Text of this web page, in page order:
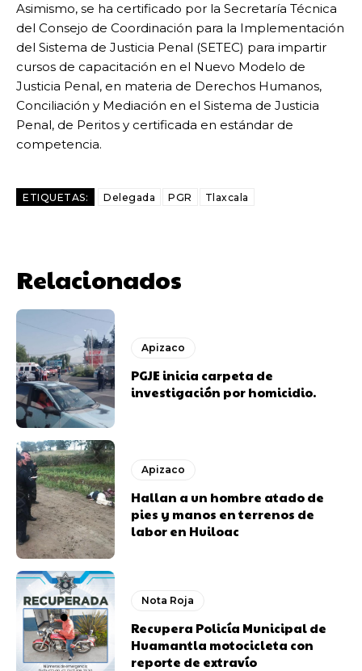
Asimismo, se ha certificado por la Secretaría Técnica
del Consejo de Coordinación para la Implementación
del Sistema de Justicia Penal (SETEC) para impartir
cursos de capacitación en el Nuevo Modelo de
Justicia Penal, en materia de Derechos Humanos,
Conciliación y Mediación en el Sistema de Justicia
Penal, de Peritos y certificada en estándar de
competencia.
ETIQUETAS: Delegada PGR Tlaxcala
Relacionados
Apizaco
PGJE inicia carpeta de
investigación por homicidio.
Apizaco
Hallan a un hombre atado de
pies y manos en terrenos de
labor en Huiloac
Nota Roja
Recupera Policía Municipal de
Huamantla motocicleta con
reporte de extravío